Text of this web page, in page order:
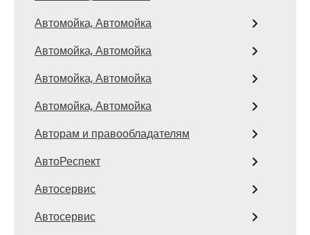
Автомойка, Автомойка
Автомойка, Автомойка
Автомойка, Автомойка
Автомойка, Автомойка
Авторам и правообладателям
АвтоРеспект
Автосервис
Автосервис